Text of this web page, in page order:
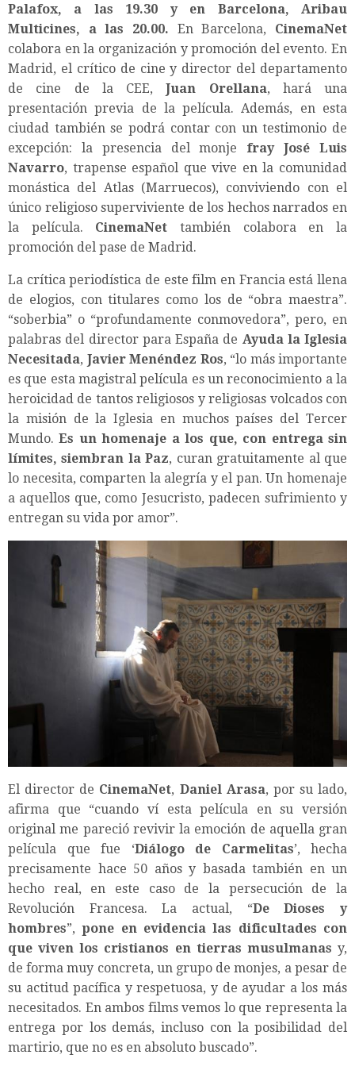
Palafox, a las 19.30 y en Barcelona, Aribau
Multicines, a las 20.00. En Barcelona, CinemaNet
colabora en la organización y promoción del evento. En
Madrid, el crítico de cine y director del departamento
de cine de la CEE,Juan Orellana, hará una
presentación previa de la película. Además, en esta
ciudad también se podrá contar con un testimonio de
excepción: la presencia del monje fray José Luis
Navarro, trapense español que vive en la comunidad
monástica del Atlas (Marruecos), conviviendo con el
único religioso superviviente de los hechos narrados en
la película. CinemaNet también colabora en la
promoción del pase de Madrid.
La crítica periodística de este film en Francia está llena
de elogios, con titulares como los de “obra maestra”.
“soberbia” o “profundamente conmovedora”, pero, en
palabras del director para España de Ayuda la Iglesia
Necesitada, Javier Menéndez Ros, “lo más importante
es que esta magistral película es un reconocimiento a la
heroicidad de tantos religiosos y religiosas volcados con
la misión de la Iglesia en muchos países del Tercer
Mundo.Es un homenaje a los que, con entrega sin
límites, siembran la Paz, curan gratuitamente al que
lo necesita, comparten la alegría y el pan. Un homenaje
a aquellos que, como Jesucristo, padecen sufrimiento y
entregan su vida por amor”.
El director de CinemaNet, Daniel Arasa, por su lado,
afirma que “cuando ví esta película en su versión
original me pareció revivir la emoción de aquella gran
película que fue ‘Diálogo de Carmelitas’, hecha
precisamente hace 50 años y basada también en un
hecho real, en este caso de la persecución de la
Revolución Francesa. La actual, “De Dioses y
hombres”, pone en evidencia las dificultades con
que viven los cristianos en tierras musulmanas y,
de forma muy concreta, un grupo de monjes, a pesar de
su actitud pacífica y respetuosa, y de ayudar a los más
necesitados. En ambos films vemos lo que representa la
entrega por los demás, incluso con la posibilidad del
martirio, que no es en absoluto buscado”.